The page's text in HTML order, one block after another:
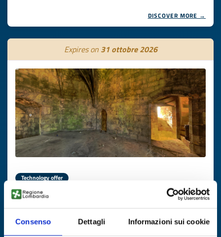
Consenso Dettagli Informazioni sui cookie
DISCOVER MORE →
Expires on 31 ottobre 2026
Technology offer
Idrogeno verde da fanghi residuali
ID: TOFR20250822016